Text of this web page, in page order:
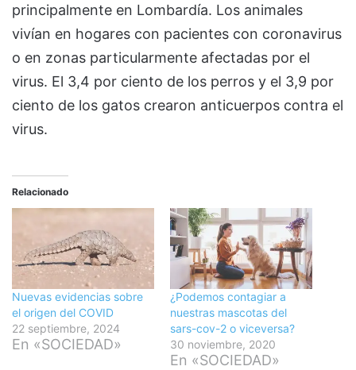
principalmente en Lombardía. Los animales
vivían en hogares con pacientes con coronavirus
o en zonas particularmente afectadas por el
virus. El 3,4 por ciento de los perros y el 3,9 por
ciento de los gatos crearon anticuerpos contra el
virus.
Relacionado
Nuevas evidencias sobre
el origen del COVID
22 septiembre, 2024
En «SOCIEDAD»
¿Podemos contagiar a
nuestras mascotas del
sars-cov-2 o viceversa?
30 noviembre, 2020
En «SOCIEDAD»